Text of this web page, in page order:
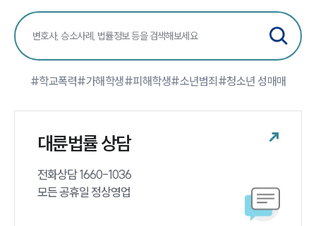
#학교폭력#가해학생#피해학생#소년범죄 #청소년 성매매
대륜법률 상담
전화상담 1660-1036
모든 공휴일 정상영업